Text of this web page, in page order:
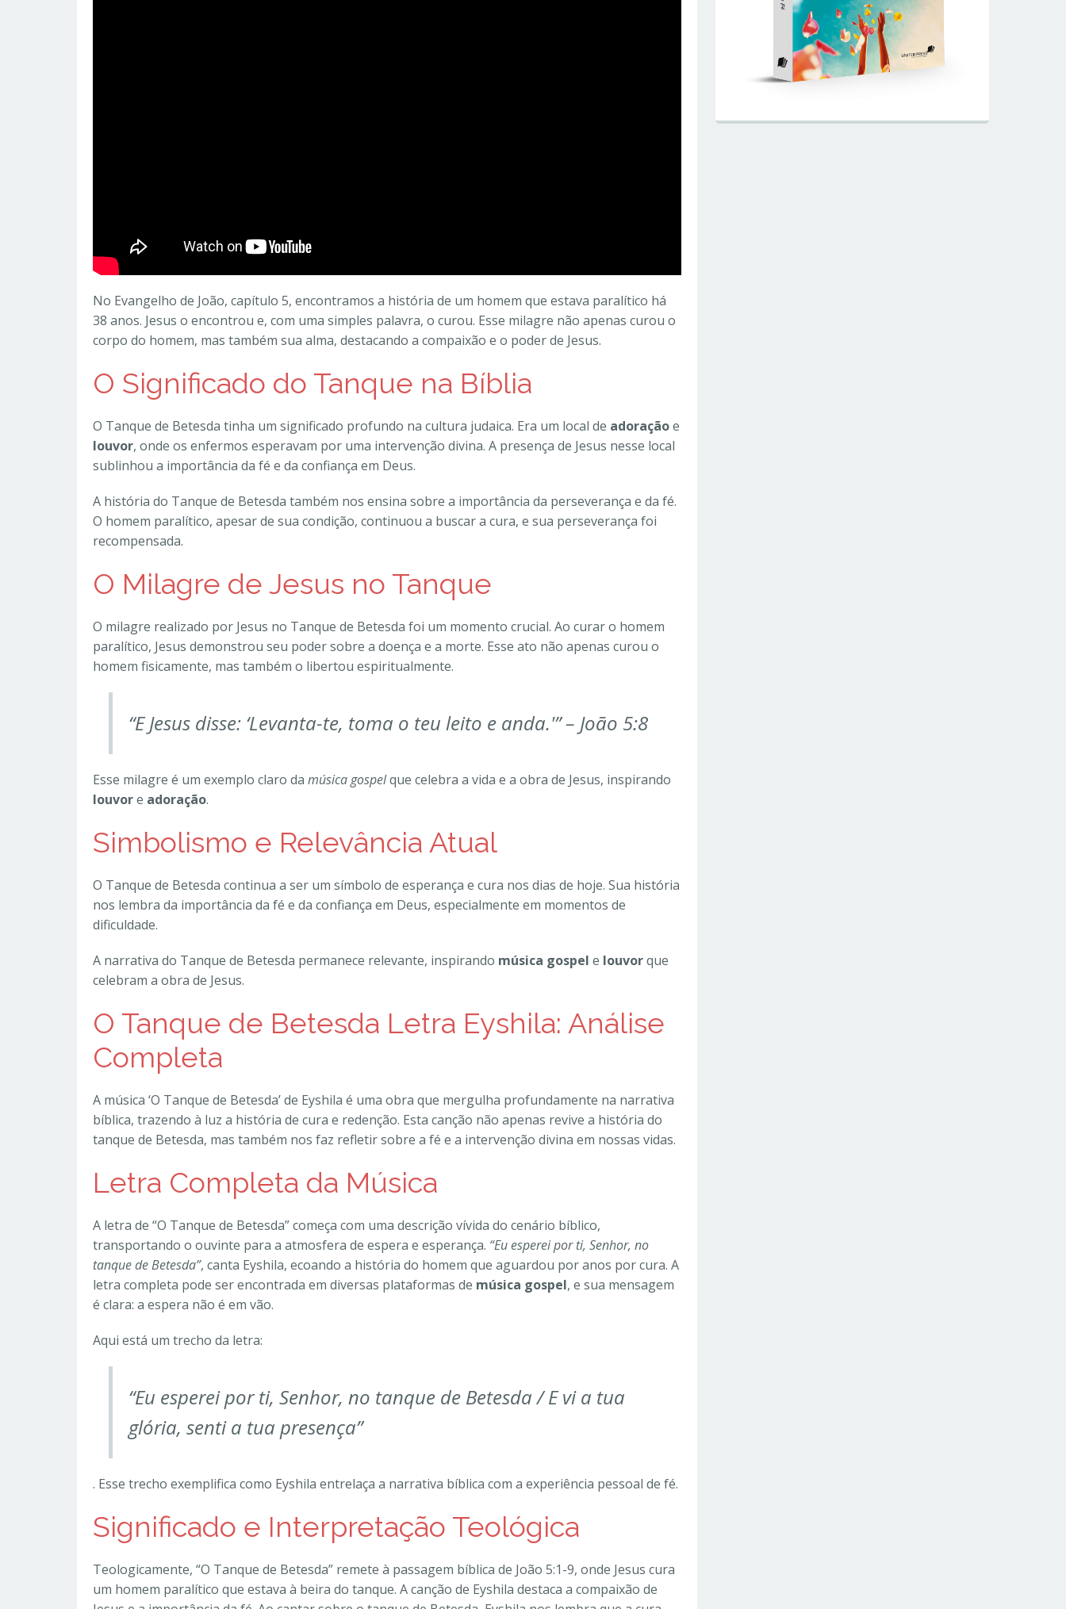
No Evangelho de João, capítulo 5, encontramos a história de um homem que estava paralítico há
38 anos. Jesus o encontrou e, com uma simples palavra, o curou. Esse milagre não apenas curou o
corpo do homem, mas também sua alma, destacando a compaixão e o poder de Jesus.
O Significado do Tanque na Bíblia
O Tanque de Betesda tinha um significado profundo na cultura judaica. Era um local de adoraçãoe
louvor, onde os enfermos esperavam por uma intervenção divina. A presença de Jesus nesse local
sublinhou a importância da fé e da confiança em Deus.
A história do Tanque de Betesda também nos ensina sobre a importância da perseverança e da fé.
O homem paralítico, apesar de sua condição, continuou a buscar a cura, e sua perseverança foi
recompensada.
O Milagre de Jesus no Tanque
O milagre realizado por Jesus no Tanque de Betesda foi um momento crucial. Ao curar o homem
paralítico, Jesus demonstrou seu poder sobre a doença e a morte. Esse ato não apenas curou o
homem fisicamente, mas também o libertou espiritualmente.
“E Jesus disse: ‘Levanta-te, toma o teu leito e anda.'” – João 5:8
Esse milagre é um exemplo claro da música gospelque celebra a vida e a obra de Jesus, inspirando
louvore adoração.
Simbolismo e Relevância Atual
O Tanque de Betesda continua a ser um símbolo de esperança e cura nos dias de hoje. Sua história
nos lembra da importância da fé e da confiança em Deus, especialmente em momentos de
dificuldade.
A narrativa do Tanque de Betesda permanece relevante, inspirando música gospel e louvorque
celebram a obra de Jesus.
O Tanque de Betesda Letra Eyshila: Análise
Completa
A música ‘O Tanque de Betesda’ de Eyshila é uma obra que mergulha profundamente na narrativa
bíblica, trazendo à luz a história de cura e redenção. Esta canção não apenas revive a história do
tanque de Betesda, mas também nos faz refletir sobre a fé e a intervenção divina em nossas vidas.
Letra Completa da Música
A letra de “O Tanque de Betesda” começa com uma descrição vívida do cenário bíblico,
transportando o ouvinte para a atmosfera de espera e esperança. “Eu esperei por ti, Senhor, no
tanque de Betesda”, canta Eyshila, ecoando a história do homem que aguardou por anos por cura. A
letra completa pode ser encontrada em diversas plataformas de música gospel, e sua mensagem
é clara: a espera não é em vão.
Aqui está um trecho da letra:
“Eu esperei por ti, Senhor, no tanque de Betesda / E vi a tua
glória, senti a tua presença”
. Esse trecho exemplifica como Eyshila entrelaça a narrativa bíblica com a experiência pessoal de fé.
Significado e Interpretação Teológica
Teologicamente, “O Tanque de Betesda” remete à passagem bíblica de João 5:1-9, onde Jesus cura
um homem paralítico que estava à beira do tanque. A canção de Eyshila destaca a compaixão de